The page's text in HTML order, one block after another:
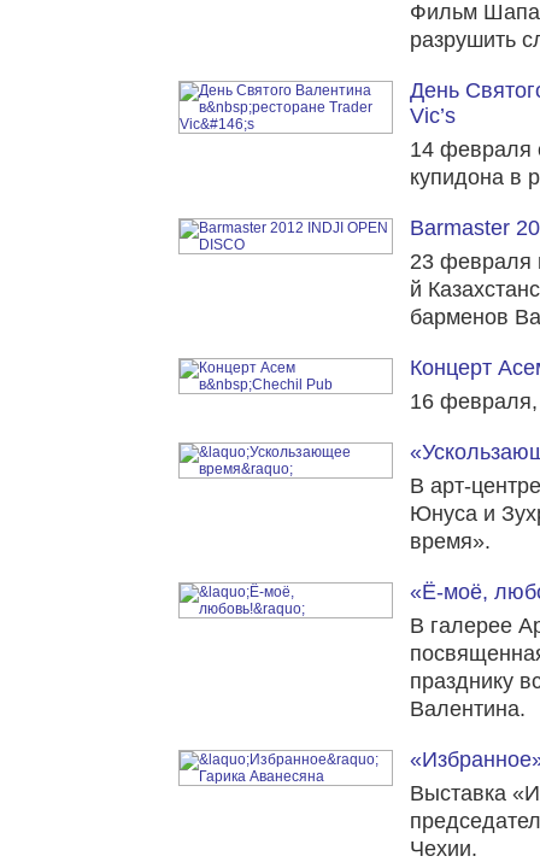
Фильм
разрушить
День
Vic’s
14 февраля
купидона в
Barmaster
23 февраля
й
барменов
Концерт
16
В арт-
Юнуса и
время».
«Ё-моё,
В галерее
празднику
Валентина.
Выставка
Чехии.